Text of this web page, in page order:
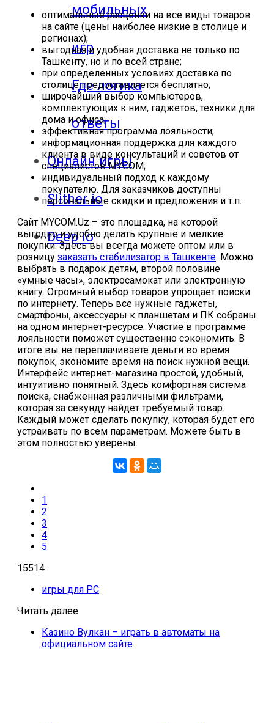
мобильных
игр
Где логика
ответы
Онлайн игры
Slither io
Deep io
оптимальные расценки на все виды товаров
на сайте (цены наиболее низкие в столице и
регионах);
выгодная и удобная доставка не только по
Ташкенту, но и по всей стране;
при определенных условиях доставка по
столице предоставляется бесплатно;
широчайший выбор компьютеров,
комплектующих к ним, гаджетов, техники для
дома и офиса;
эффективная программа лояльности;
информационная поддержка для каждого
клиента в виде консультаций и советов от
специалистов MYCOM;
индивидуальный подход к каждому
покупателю. Для заказчиков доступны
персональные скидки и предложения и т.п.
Сайт MYCOM.Uz – это площадка, на которой
выгодно и удобно делать крупные и мелкие
покупки. Здесь вы всегда можете оптом или в
розницу заказать стабилизатор в Ташкенте. Можно
выбрать в подарок детям, второй половине
«умные часы», электросамокат или электронную
книгу. Огромный выбор товаров упрощает поиски
по интернету. Теперь все нужные гаджеты,
смартфоны, аксессуары к планшетам и ПК собраны
на одном интернет-ресурсе. Участие в программе
лояльности поможет существенно сэкономить. В
итоге вы не переплачиваете деньги во время
покупок, экономите время на поиск нужной вещи.
Интерфейс интернет-магазина простой, удобный,
интуитивно понятный. Здесь комфортная система
поиска, снабженная различными фильтрами,
которая за секунду найдет требуемый товар.
Каждый может сделать покупку, которая будет его
устраивать по всем параметрам. Можете быть в
этом полностью уверены.
1
2
3
4
5
15514
игры для PC
Читать далее
Казино Вулкан – играть в автоматы на
официальном сайте